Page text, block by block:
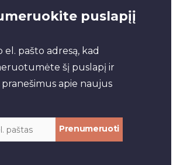
puslapįį
el. pašto adresą, kad
šį puslapį ir
apie naujus